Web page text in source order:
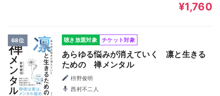
¥1,760
68位 聴き放題対象 チケット対象
あらゆる悩みが消えていく 凛と生きる
ための 禅メンタル
枡野俊明
西村不二人